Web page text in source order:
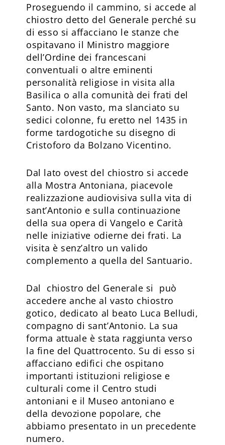
Proseguendo il cammino, si accede al
chiostro detto del Generale perché su
di esso si affacciano le stanze che
ospitavano il Ministro maggiore
dell’Ordine dei francescani
conventuali o altre eminenti
personalità religiose in visita alla
Basilica o alla comunità dei frati del
Santo. Non vasto, ma slanciato su
sedici colonne, fu eretto nel 1435 in
forme tardogotiche su disegno di
Cristoforo da Bolzano Vicentino.
Dal lato ovest del chiostro si accede
alla Mostra Antoniana, piacevole
realizzazione audiovisiva sulla vita di
sant’Antonio e sulla continuazione
della sua opera di Vangelo e Carità
nelle iniziative odierne dei frati. La
visita è senz’altro un valido
complemento a quella del Santuario.
Dal chiostro del Generale si può
accedere anche al vasto chiostro
gotico, dedicato al beato Luca Belludi,
compagno di sant’Antonio. La sua
forma attuale è stata raggiunta verso
la fine del Quat­trocento. Su di esso si
affacciano edifici che ospitano
importanti istituzioni religiose e
culturali come il Centro studi
antoniani e il Museo antoniano e
della devozione popola­re, che
abbiamo presentato in un precedente
numero.